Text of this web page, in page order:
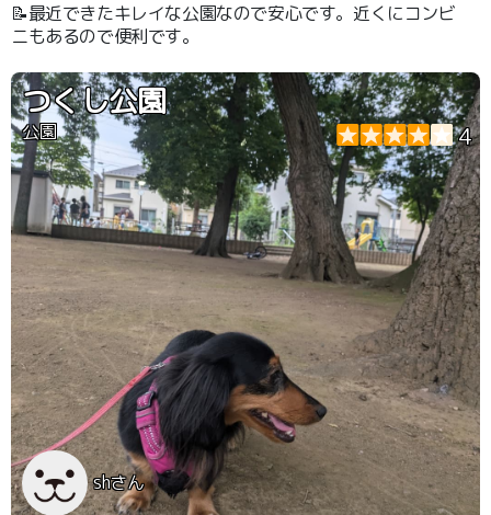
📝最近できたキレイな公園なので安心です。近くにコンビ
ニもあるので便利です。
つくし公園
公園 4
shさん